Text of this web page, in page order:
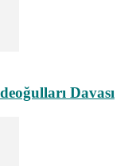
Davası